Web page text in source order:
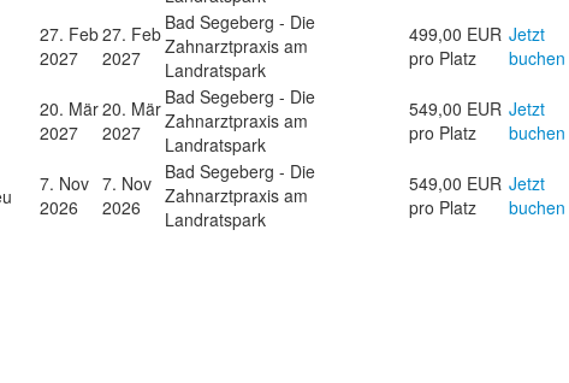
27. Feb
2027
27. Feb
2027
Bad Segeberg - Die
Zahnarztpraxis am
Landratspark
499,00 EUR
pro Platz
Jetzt
buchen
20. Mär
2027
20. Mär
2027
Bad Segeberg - Die
Zahnarztpraxis am
Landratspark
549,00 EUR
pro Platz
Jetzt
buchen
7. Nov
2026
7. Nov
2026
Bad Segeberg - Die
Zahnarztpraxis am
Landratspark
549,00 EUR
pro Platz
Jetzt
buchen